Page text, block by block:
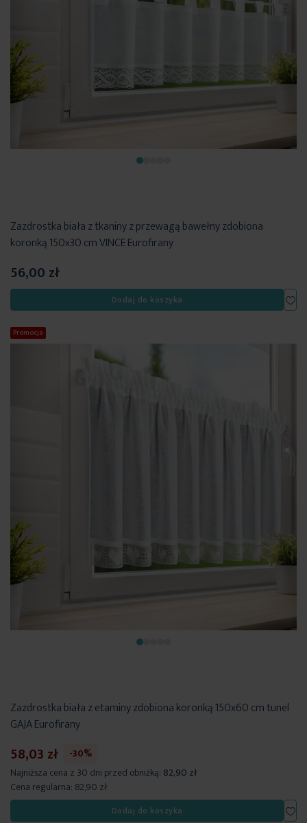
Zazdrostka biała z tkaniny z przewagą bawełny zdobiona
koronką 150x30 cm VINCE Eurofirany
56,00 zł
Dodaj do koszyka
Promocja
Zazdrostka biała z etaminy zdobiona koronką 150x60 cm tunel
GAJA Eurofirany
58,03 zł
-30%
Najniższa cena z 30 dni przed obniżką: 82,90 zł
Cena regularna: 82,90 zł
Dodaj do koszyka